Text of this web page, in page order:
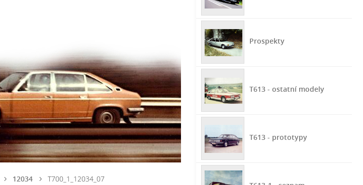
12034 T700_1_12034_07
Prospekty
T613 - ostatní modely
T613 - prototypy